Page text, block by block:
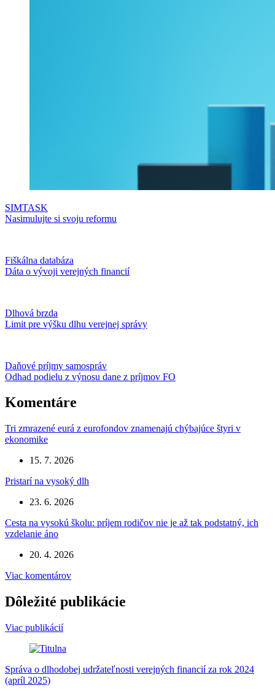
SIMTASK
Nasimulujte si svoju reformu
Fiškálna databáza
Dáta o vývoji verejných financií
Dlhová brzda
Limit pre výšku dlhu verejnej správy
Daňové príjmy samospráv
Odhad podielu z výnosu dane z príjmov FO
Komentáre
Tri zmrazené eurá z eurofondov znamenajú chýbajúce štyri v
ekonomike
15. 7. 2026
Pristarí na vysoký dlh
23. 6. 2026
Cesta na vysokú školu: príjem rodičov nie je až tak podstatný, ich
vzdelanie áno
20. 4. 2026
Viac komentárov
Dôležité publikácie
Viac publikácií
Správa o dlhodobej udržateľnosti verejných financií za rok 2024
(apríl 2025)